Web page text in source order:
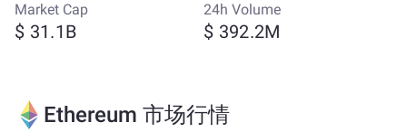
Market Cap
$ 31.1B
24h Volume
$ 392.2M
Ethereum 市场行情